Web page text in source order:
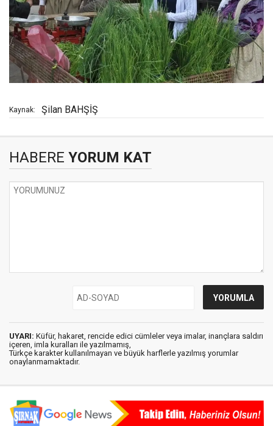
Kaynak: Şilan BAHŞİŞ
HABERE YORUM KAT
UYARI: Küfür, hakaret, rencide edici cümleler veya imalar, inançlara saldırı
içeren, imla kuralları ile yazılmamış,
Türkçe karakter kullanılmayan ve büyük harflerle yazılmış yorumlar
onaylanmamaktadır.